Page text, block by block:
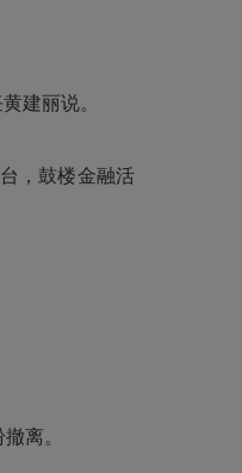
建丽说。
，鼓楼金融活
离。